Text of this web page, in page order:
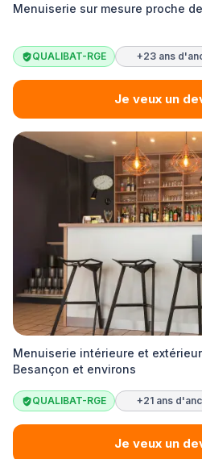
Menuiserie sur mesure proche
QUALIBAT-RGE +23 ans
Je veux un
Menuiserie intérieure et
Besançon et environs
QUALIBAT-RGE +21 ans
Je veux un